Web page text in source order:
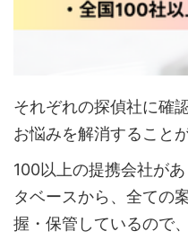
それぞれの探偵社に確
お悩みを解消すること
100以上の提携会社が
タベースから、全ての
握・保管しているので